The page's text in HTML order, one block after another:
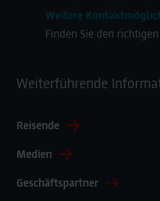
Weitere
Finden Sie den
Weiterführende
Reisende
Medien
Geschäftspartner